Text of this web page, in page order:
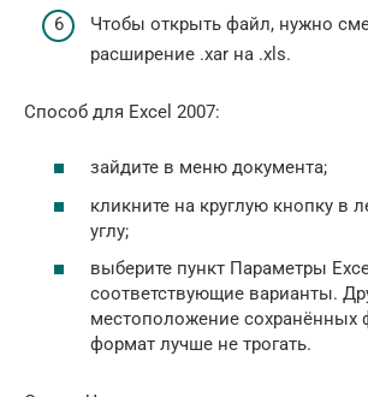
Чтобы открыть файл, нужно
расширение .xar на .xls.
Способ для Excel 2007:
зайдите в меню документа;
кликните на круглую кнопку в
углу;
выберите пункт Параметры
соответствующие варианты.
местоположение сохранённых
формат лучше не трогать.